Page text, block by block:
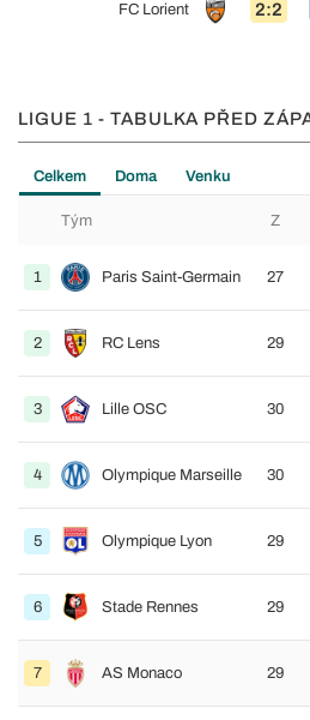
FC Lorient 2:2
LIGUE 1 - TABULKA PŘED
Celkem Doma Venku
Tým Z
1 Paris Saint-Germain 27
2 RC Lens 29
3 Lille OSC 30
4 Olympique Marseille 30
5 Olympique Lyon 29
6 Stade Rennes 29
7 AS Monaco 29